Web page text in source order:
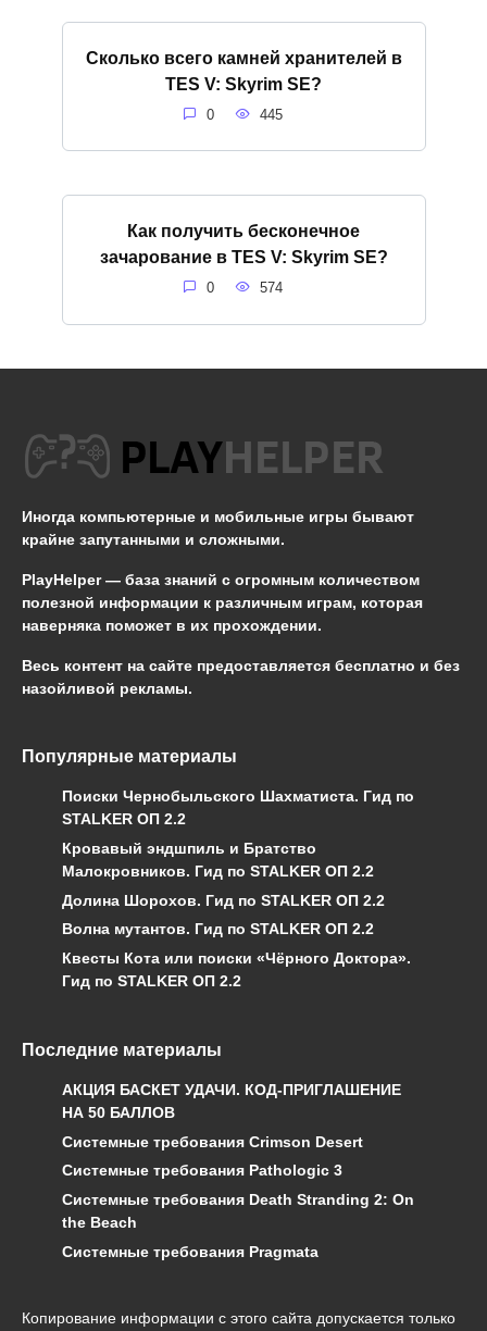
Сколько всего камней хранителей в
TES V: Skyrim SE?
0 445
Как получить бесконечное
зачарование в TES V: Skyrim SE?
0 574
Иногда компьютерные и мобильные игры бывают
крайне запутанными и сложными.
PlayHelper — база знаний с огромным количеством
полезной информации к различным играм, которая
наверняка поможет в их прохождении.
Весь контент на сайте предоставляется бесплатно и без
назойливой рекламы.
Популярные материалы
Поиски Чернобыльского Шахматиста. Гид по
STALKER ОП 2.2
Кровавый эндшпиль и Братство
Малокровников. Гид по STALKER ОП 2.2
Долина Шорохов. Гид по STALKER ОП 2.2
Волна мутантов. Гид по STALKER ОП 2.2
Квесты Кота или поиски «Чёрного Доктора».
Гид по STALKER ОП 2.2
Последние материалы
АКЦИЯ БАСКЕТ УДАЧИ. КОД-ПРИГЛАШЕНИЕ
НА 50 БАЛЛОВ
Системные требования Crimson Desert
Системные требования Pathologic 3
Системные требования Death Stranding 2: On
the Beach
Системные требования Pragmata
Копирование информации с этого сайта допускается только